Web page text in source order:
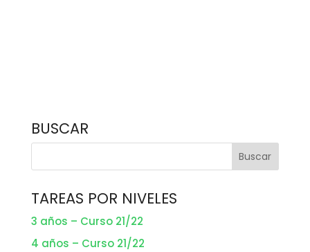
BUSCAR
TAREAS POR NIVELES
3 años – Curso 21/22
4 años – Curso 21/22